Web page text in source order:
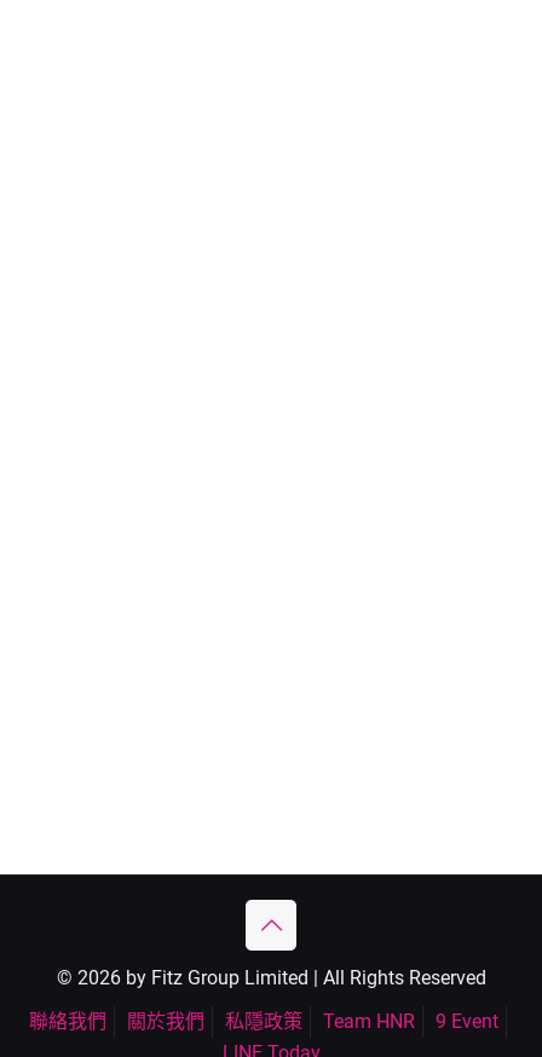
© 2026 by Fitz Group Limited | All Rights Reserved
聯絡我們
關於我們 私隱政策 Team HNR
9 Event